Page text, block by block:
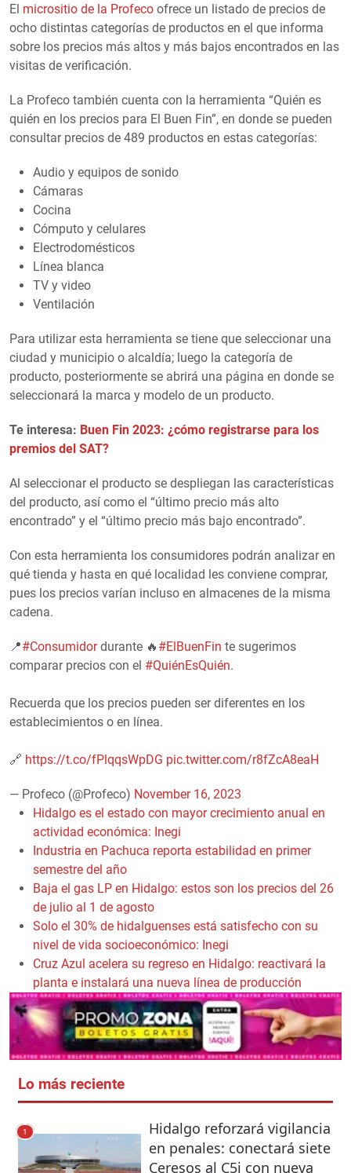
El micrositio de la Profeco ofrece un listado de precios de
ocho distintas categorías de productos en el que informa
sobre los precios más altos y más bajos encontrados en las
visitas de verificación.
La Profeco también cuenta con la herramienta “Quién es
quién en los precios para El Buen Fin”, en donde se pueden
consultar precios de 489 productos en estas categorías:
Audio y equipos de sonido
Cámaras
Cocina
Cómputo y celulares
Electrodomésticos
Línea blanca
TV y video
Ventilación
Para utilizar esta herramienta se tiene que seleccionar una
ciudad y municipio o alcaldía; luego la categoría de
producto, posteriormente se abrirá una página en donde se
seleccionará la marca y modelo de un producto.
Te interesa: Buen Fin 2023: ¿cómo registrarse para los
premios del SAT?
Al seleccionar el producto se despliegan las características
del producto, así como el “último precio más alto
encontrado” y el “último precio más bajo encontrado”.
Con esta herramienta los consumidores podrán analizar en
qué tienda y hasta en qué localidad les conviene comprar,
pues los precios varían incluso en almacenes de la misma
cadena.
📍#Consumidordurante 🔥 #ElBuenFin te sugerimos
comparar precios con el #QuiénEsQuién.
Recuerda que los precios pueden ser diferentes en los
establecimientos o en línea.
🔗 https://t.co/fPlqqsWpDG pic.twitter.com/r8fZcA8eaH
— Profeco (@Profeco) November 16, 2023
Hidalgo es el estado con mayor crecimiento anual en
actividad económica: Inegi
Industria en Pachuca reporta estabilidad en primer
semestre del año
Baja el gas LP en Hidalgo: estos son los precios del 26
de julio al 1 de agosto
Solo el 30% de hidalguenses está satisfecho con su
nivel de vida socioeconómico: Inegi
Cruz Azul acelera su regreso en Hidalgo: reactivará la
planta e instalará una nueva línea de producción
Lo más reciente
1
Hidalgo reforzará vigilancia
en penales: conectará siete
Ceresos al C5i con nueva